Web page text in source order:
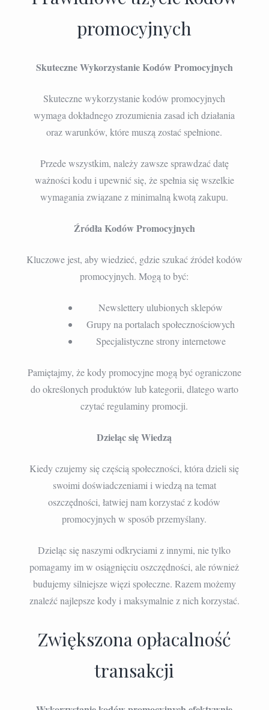
promocyjnych
Skuteczne Wykorzystanie Kodów Promocyjnych
Skuteczne wykorzystanie kodów promocyjnych
wymaga dokładnego zrozumienia zasad ich działania
oraz warunków, które muszą zostać spełnione.
Przede wszystkim, należy zawsze sprawdzać datę
ważności kodu i upewnić się, że spełnia się wszelkie
wymagania związane z minimalną kwotą zakupu.
Źródła Kodów Promocyjnych
Kluczowe jest, aby wiedzieć, gdzie szukać źródeł kodów
promocyjnych. Mogą to być:
Newslettery ulubionych sklepów
Grupy na portalach społecznościowych
Specjalistyczne strony internetowe
Pamiętajmy, że kody promocyjne mogą być ograniczone
do określonych produktów lub kategorii, dlatego warto
czytać regulaminy promocji.
Dzieląc się Wiedzą
Kiedy czujemy się częścią społeczności, która dzieli się
swoimi doświadczeniami i wiedzą na temat
oszczędności, łatwiej nam korzystać z kodów
promocyjnych w sposób przemyślany.
Dzieląc się naszymi odkryciami z innymi, nie tylko
pomagamy im w osiągnięciu oszczędności, ale również
budujemy silniejsze więzi społeczne. Razem możemy
znaleźć najlepsze kody i maksymalnie z nich korzystać.
Zwiększona opłacalność
transakcji